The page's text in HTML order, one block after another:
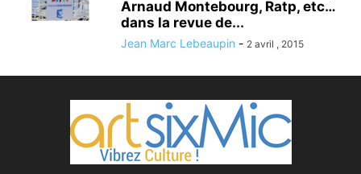
Arnaud Montebourg, Ratp, etc…
dans la revue de...
Jean Marc Lebeaupin - 2 avril , 2015